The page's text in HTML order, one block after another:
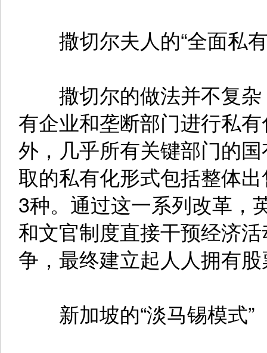
撒切尔夫人的“全面私
撒切尔的做法并不复杂
有企业和垄断部门进行私
外，几乎所有关键部门的
取的私有化形式包括整体
3种。通过这一系列改革，
和文官制度直接干预经济
争，最终建立起人人拥有股
新加坡的“淡马锡模式”